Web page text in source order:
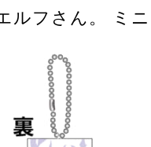
ルフさん。 ミ